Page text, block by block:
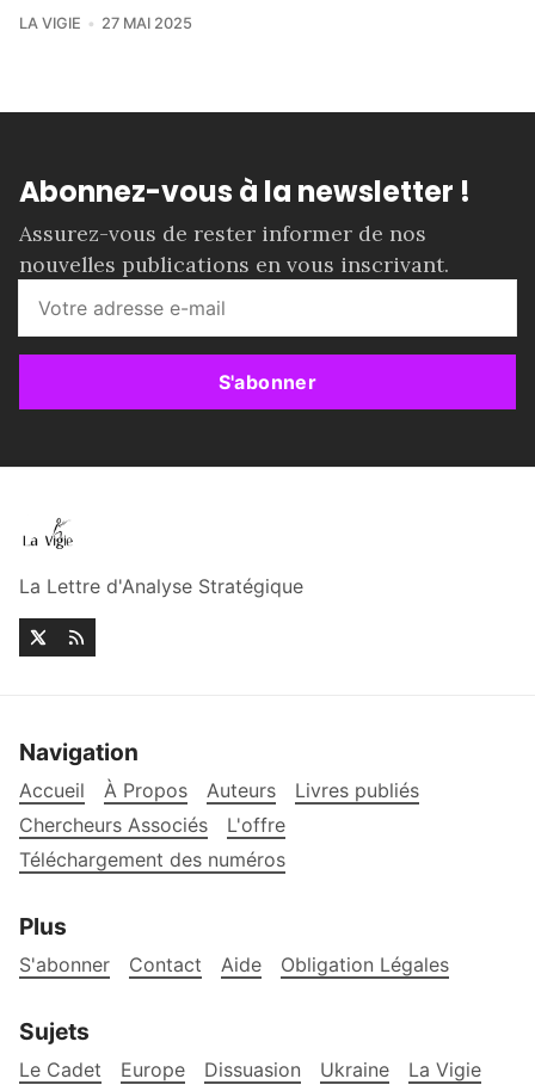
LA VIGIE 27 MAI 2025
Abonnez-vous à la newsletter !
Assurez-vous de rester informer de nos
nouvelles publications en vous inscrivant.
S'abonner
La Lettre d'Analyse Stratégique
Navigation
Accueil À Propos Auteurs
Livres publiés
Chercheurs Associés
L'offre
Téléchargement des numéros
Plus
S'abonner Contact Aide Obligation Légales
Sujets
Le Cadet Europe Dissuasion Ukraine La Vigie